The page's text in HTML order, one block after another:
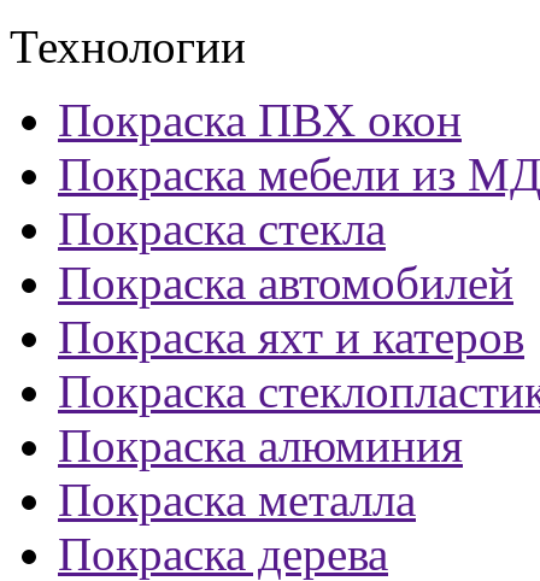
Технологии
Покраска ПВХ окон
Покраска мебели из
Покраска стекла
Покраска автомобилей
Покраска яхт и катеров
Покраска
Покраска алюминия
Покраска металла
Покраска дерева